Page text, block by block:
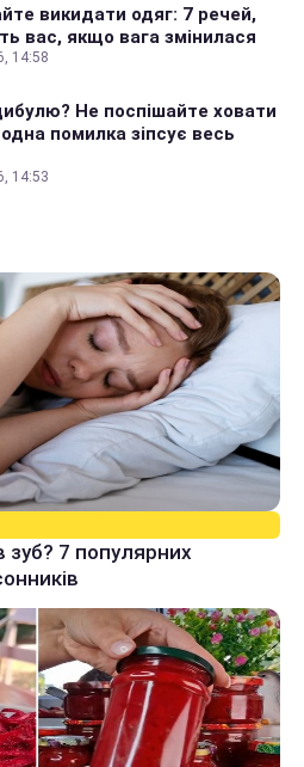
викидати одяг: 7 речей,
вас, якщо вага змінилася
14:58
Не поспішайте ховати
одна помилка зіпсує весь
14:53
7 популярних